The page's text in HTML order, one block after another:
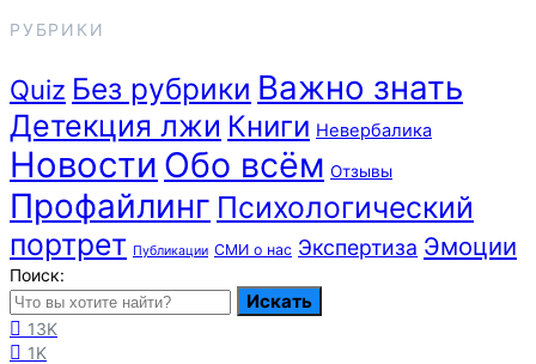
РУБРИКИ
Quiz Без рубрики Важно знать
Детекция лжи Книги Невербалика
Новости Обо всём Отзывы
Профайлинг Психологический
портрет Публикации СМИ о нас Экспертиза Эмоции
Поиск:
Искать
13K
1K